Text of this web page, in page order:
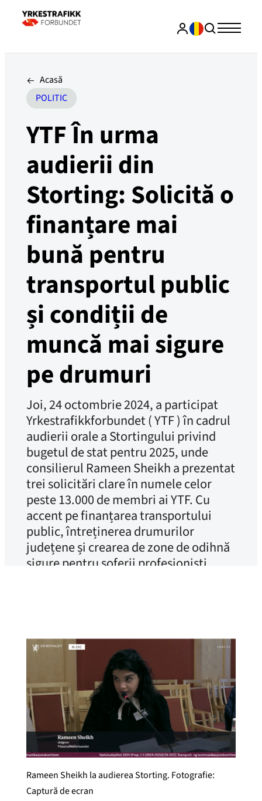
Acasă
POLITIC
YTF În urma
audierii din
Storting: Solicită o
finanțare mai
bună pentru
transportul public
și condiții de
muncă mai sigure
pe drumuri
Joi, 24 octombrie 2024, a participat
Yrkestrafikkforbundet ( YTF ) în cadrul
audierii orale a Stortingului privind
bugetul de stat pentru 2025, unde
consilierul Rameen Sheikh a prezentat
trei solicitări clare în numele celor
peste 13.000 de membri ai YTF. Cu
accent pe finanțarea transportului
public, întreținerea drumurilor
județene și crearea de zone de odihnă
sigure pentru șoferii profesioniști,
Rameen Sheikh la audierea Storting. Fotografie:
Captură de ecran